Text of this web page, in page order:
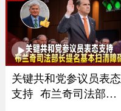
关键共和党参议员表态
支持 布兰奇司法部长